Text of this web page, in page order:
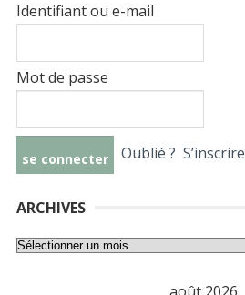
Identifiant ou e-mail
Mot de passe
Oublié ? S’inscrire
ARCHIVES
Archives